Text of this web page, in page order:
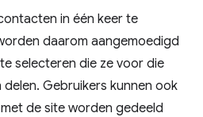
in één keer te
daarom aangemoedigd
selecteren die ze voor die
Gebruikers kunnen ook
de site worden gedeeld